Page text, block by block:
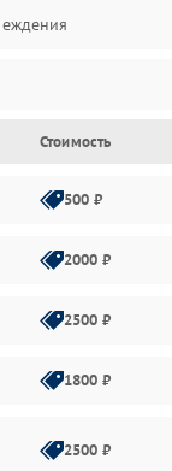
Стоимость
500 ₽
2000 ₽
2500 ₽
1800 ₽
2500 ₽